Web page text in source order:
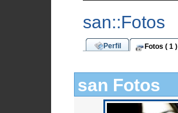
san::Fotos
Perfil Fotos ( 1 )
san Fotos